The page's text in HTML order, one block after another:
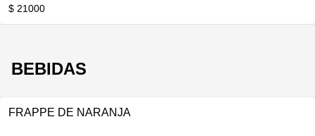
$ 21000
BEBIDAS
FRAPPE DE NARANJA